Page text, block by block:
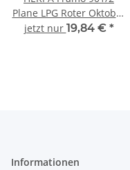
Plane LPG Roter Oktober
093002 Automodell 1:87
jetzt nur 19,84 € *
Informationen